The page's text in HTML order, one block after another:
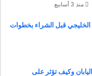
منذ 3 أسابيع
الخليجي قبل الشراء بخطوات
وكيف تؤثر على